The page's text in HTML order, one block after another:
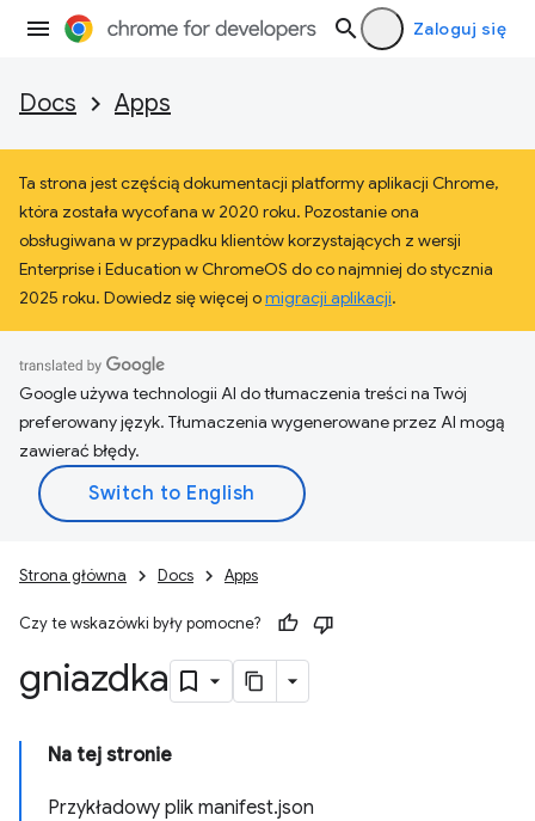
Zaloguj się
Docs Apps
Ta strona jest częścią dokumentacji platformy aplikacji Chrome,
która została wycofana w 2020 roku. Pozostanie ona
obsługiwana w przypadku klientów korzystających z wersji
Enterprise i Education w ChromeOS do co najmniej do stycznia
2025 roku. Dowiedz się więcej omigracji aplikacji.
Google używa technologii AI do tłumaczenia treści na Twój
preferowany język. Tłumaczenia wygenerowane przez AI mogą
zawierać błędy.
Strona główna Docs Apps
Czy te wskazówki były pomocne?
gniazdka
Na tej stronie
Przykładowy plik manifest.json